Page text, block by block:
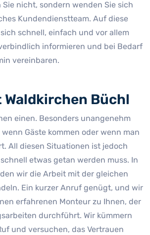
nicht, sondern wenden Sie sich
Kundendienstteam. Auf diese
schnell, einfach und vor allem
informieren und bei Bedarf
vereinbaren.
Büchl
einen. Besonders unangenehm
Gäste kommen oder wenn man
All diesen Situationen ist jedoch
etwas getan werden muss. In
wir die Arbeit mit der gleichen
Ein kurzer Anruf genügt, und wir
erfahrenen Monteur zu Ihnen, der
durchführt. Wir kümmern
und versuchen, das Vertrauen